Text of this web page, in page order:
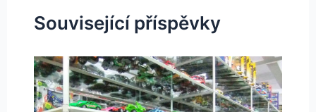
Související příspěvky